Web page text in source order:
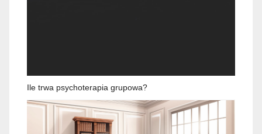
Ile trwa psychoterapia grupowa?